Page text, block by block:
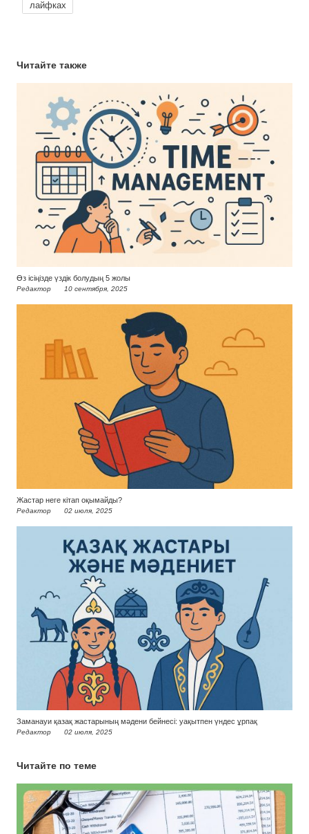
лайфках
Читайте также
Өз ісіңізде үздік болудың 5 жолы
Редактор 10 сентября, 2025
Жастар неге кітап оқымайды?
Редактор 02 июля, 2025
Заманауи қазақ жастарының мәдени бейнесі: уақытпен үндес ұрпақ
Редактор 02 июля, 2025
Читайте по теме